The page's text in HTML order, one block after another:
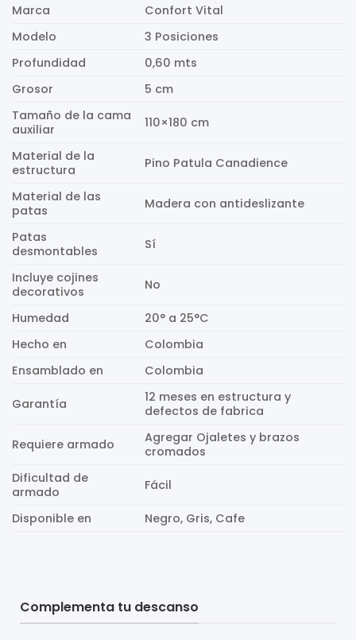
Marca
Confort Vital
Modelo
3 Posiciones
Profundidad
0,60 mts
Grosor
5 cm
Tamaño de la cama
auxiliar
110×180 cm
Material de la
estructura
Pino Patula Canadience
Material de las
patas
Madera con antideslizante
Patas
desmontables
Sí
Incluye cojines
decorativos
No
Humedad
20° a 25°C
Hecho en
Colombia
Ensamblado en
Colombia
Garantía
12 meses en estructura y
defectos de fabrica
Requiere armado
Agregar Ojaletes y brazos
cromados
Dificultad de
armado
Fácil
Disponible en Negro, Gris, Cafe
Complementa tu descanso